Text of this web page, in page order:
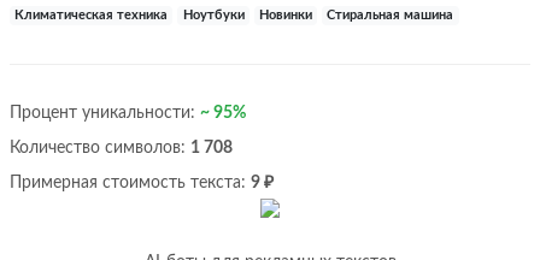
Климатическая техника Ноутбуки Новинки Стиральная машина
Процент уникальности: ~ 95%
Количество символов: 1 708
Примерная стоимость текста: 9 ₽